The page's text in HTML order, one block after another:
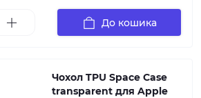
До кошика
Чохол TPU Space Case
transparent для Apple